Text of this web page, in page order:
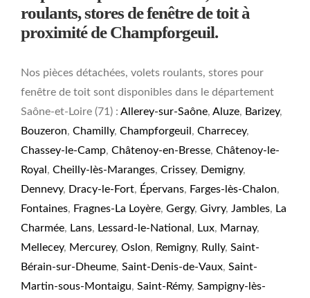
roulants, stores de fenêtre de toit à
proximité de Champforgeuil.
Nos pièces détachées, volets roulants, stores pour
fenêtre de toit sont disponibles dans le département
Saône-et-Loire (71) : Allerey-sur-Saône, Aluze, Barizey,
Bouzeron, Chamilly, Champforgeuil , Charrecey,
Chassey-le-Camp, Châtenoy-en-Bresse, Châtenoy-le-
Royal , Cheilly-lès-Maranges, Crissey, Demigny,
Dennevy, Dracy-le-Fort, Épervans, Farges-lès-Chalon,
Fontaines, Fragnes-La Loyère, Gergy, Givry, Jambles, La
Charmée, Lans, Lessard-le-National , Lux, Marnay,
Mellecey, Mercurey, Oslon, Remigny, Rully, Saint-
Bérain-sur-Dheume, Saint-Denis-de-Vaux, Saint-
Martin-sous-Montaigu, Saint-Rémy, Sampigny-lès-